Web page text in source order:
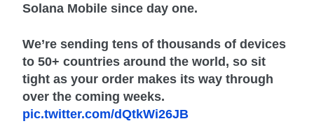
Solana Mobile since day one.
We’re sending tens of thousands of devices
to 50+ countries around the world, so sit
tight as your order makes its way through
over the coming weeks.
pic.twitter.com/dQtkWi26JB